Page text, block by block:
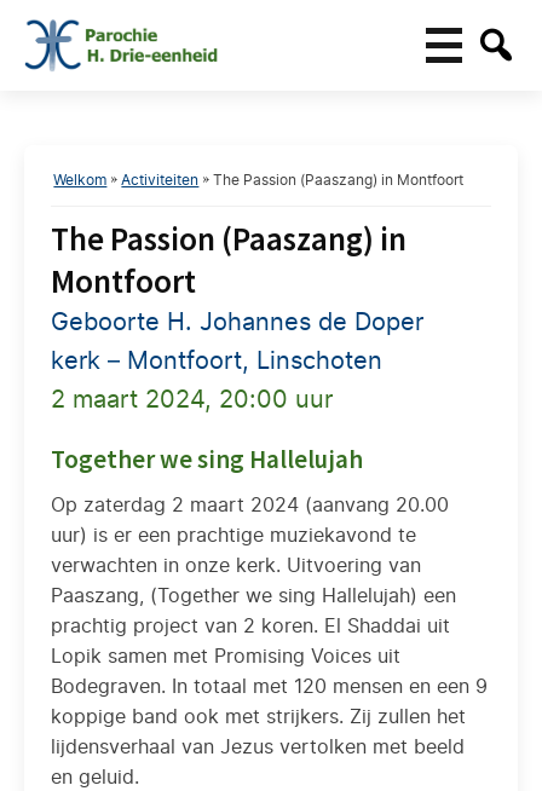
Welkom »Activiteiten »The Passion (Paaszang) in Montfoort
The Passion (Paaszang) in
Montfoort
Geboorte H. Johannes de Doper
kerk – Montfoort, Linschoten
2 maart 2024, 20:00 uur
Together we sing Hallelujah
Op zaterdag 2 maart 2024 (aanvang 20.00
uur) is er een prachtige muziekavond te
verwachten in onze kerk. Uitvoering van
Paaszang, (Together we sing Hallelujah) een
prachtig project van 2 koren. El Shaddai uit
Lopik samen met Promising Voices uit
Bodegraven. In totaal met 120 mensen en een 9
koppige band ook met strijkers. Zij zullen het
lijdensverhaal van Jezus vertolken met beeld
en geluid.